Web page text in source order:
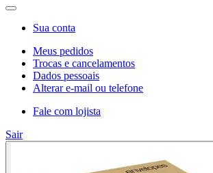
Sua conta
Meus pedidos
Trocas e cancelamentos
Dados pessoais
Alterar e-mail ou telefone
Fale com lojista
Sair